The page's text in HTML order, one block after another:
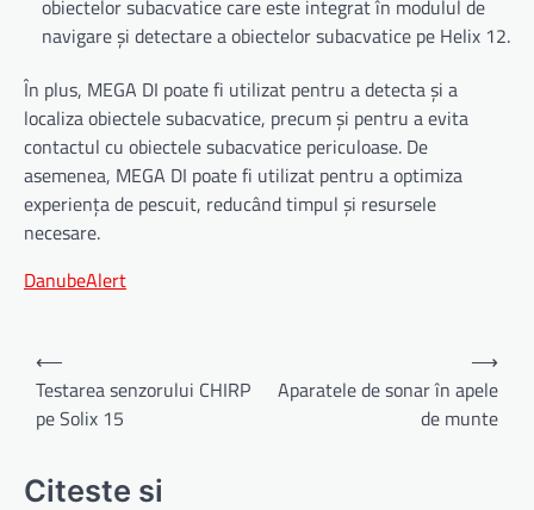
obiectelor subacvatice care este integrat în modulul de
navigare și detectare a obiectelor subacvatice pe Helix 12.
În plus, MEGA DI poate fi utilizat pentru a detecta și a
localiza obiectele subacvatice, precum și pentru a evita
contactul cu obiectele subacvatice periculoase. De
asemenea, MEGA DI poate fi utilizat pentru a optimiza
experiența de pescuit, reducând timpul și resursele
necesare.
DanubeAlert
Navigare
în
articole
⟵
Testarea senzorului CHIRP
pe Solix 15
Aparatele de sonar în apele
de munte
⟶
Citeste si